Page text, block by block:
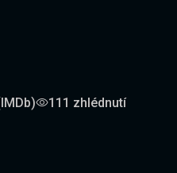
111 zhlédnutí